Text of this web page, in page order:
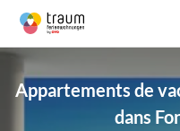
Appartements de
dans